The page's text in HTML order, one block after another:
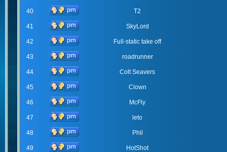
40 T2
41 SkyLord
42 Full-static take off
43 roadrunner
44 Colt Seavers
45 Clown
46 McFly
47 leto
48 Phil
49 HotShot